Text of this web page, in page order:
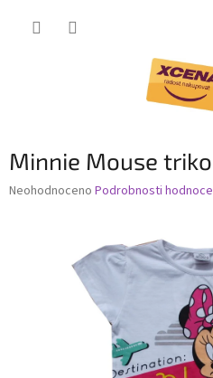
Minnie Mouse
Průměrné
Neohodnoceno Podrobnosti